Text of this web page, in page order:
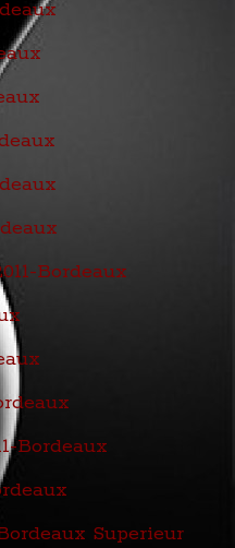
Bordeaux
Bordeaux
Superieur